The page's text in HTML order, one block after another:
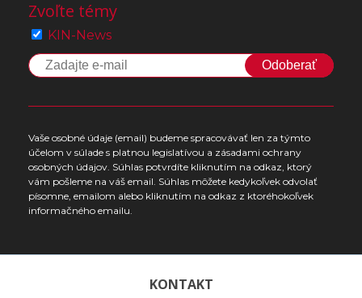
Zvoľte témy
KIN-News
Odoberať
Vaše osobné údaje (email) budeme spracovávať len za týmto
účelom v súlade s platnou legislatívou a zásadami ochrany
osobných údajov. Súhlas potvrdíte kliknutím na odkaz, ktorý
vám pošleme na váš email. Súhlas môžete kedykoľvek odvolať
písomne, emailom alebo kliknutím na odkaz z ktoréhokoľvek
informačného emailu.
KONTAKT